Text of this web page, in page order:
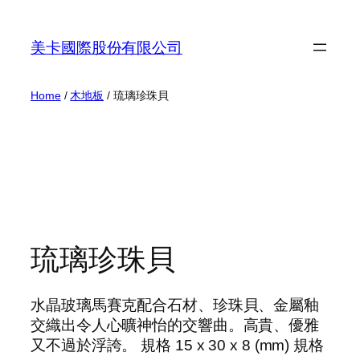
content
美卡國際股份有限公司
Home/ 木地板 / 琉璃珍珠貝
琉璃珍珠貝
水晶玻璃馬賽克配合石材、珍珠貝、金屬釉
交織出令人心曠神怡的交響曲。高貴、優雅
又不過於浮誇。 規格 15 x 30 x 8 (mm) 規格